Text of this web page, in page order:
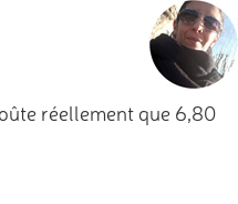
réellement que 6,80